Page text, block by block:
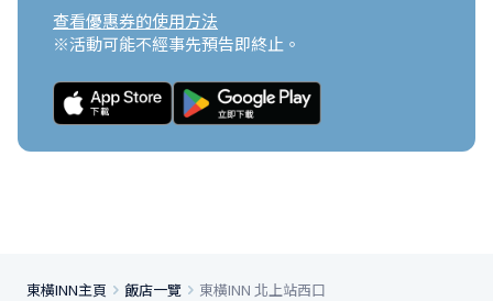
查看優惠券的使用方法
※活動可能不經事先預告即終止。
東橫INN主頁 飯店一覽 東橫INN 北上站西口